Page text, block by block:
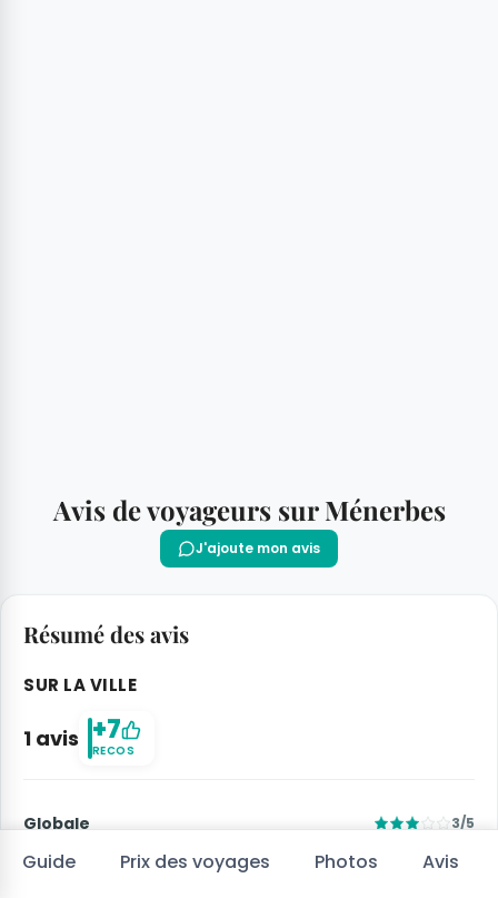
Guide Prix des voyages Photos Avis
Avis de voyageurs sur Ménerbes
J'ajoute mon avis
Résumé des avis
SUR LA VILLE
1 avis +7
RECOS
Globale 3/5